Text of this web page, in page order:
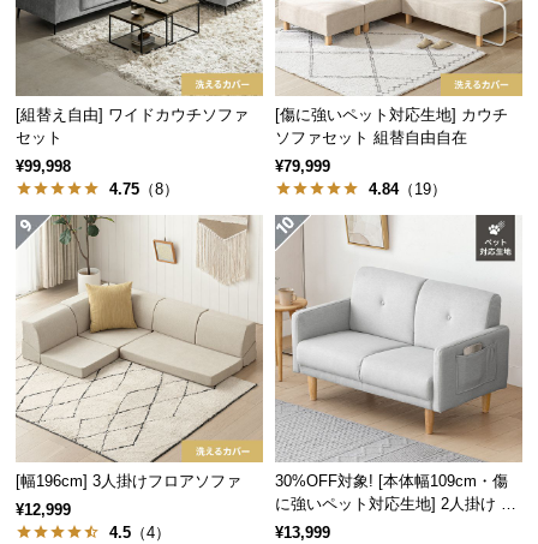
グ
企
業
情
報
[組替え自由] ワイドカウチソファ
セット
¥99,998
4.75 （8）
[傷に強いペット対応生地] カウチ
ソファセット 組替自由自在
¥79,999
4.84（19）
[幅196cm] 3人掛けフロアソファ
¥12,999
4.5 （4）
30%OFF対象! [本体幅109cm・傷
に強いペット対応生地] 2人掛け コ
ンパクトソファ ポケット付き
¥13,999